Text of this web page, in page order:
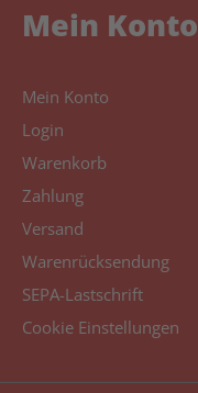
Mein Konto
Mein Konto
Login
Warenkorb
Zahlung
Versand
Warenrücksendung
SEPA-Lastschrift
Cookie Einstellungen